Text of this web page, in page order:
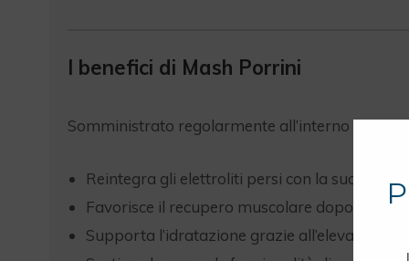
I benefici di Mash Porrini
Somministrato regolarmente all’interno di una
Reintegra gli elettroliti persi con la
Favorisce il recupero muscolare dopo
Supporta l’idratazione grazie all’elevato